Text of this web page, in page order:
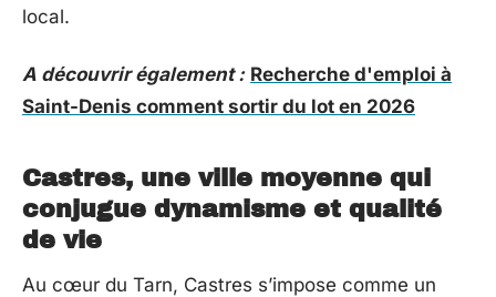
local.
A découvrir également : Recherche d'emploi à
Saint-Denis comment sortir du lot en 2026
Castres, une ville moyenne qui
conjugue dynamisme et qualité
de vie
Au cœur du Tarn, Castres s’impose comme un